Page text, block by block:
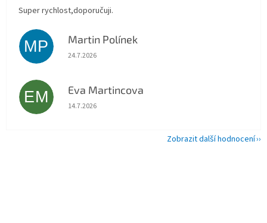
Super rychlost,doporučuji.
MP Martin Polínek
Hodnocení obchodu je 5 z 5 hvězdiček.
24.7.2026
EM Eva Martincova
Hodnocení obchodu je 5 z 5 hvězdiček.
14.7.2026
Zobrazit další hodnocení